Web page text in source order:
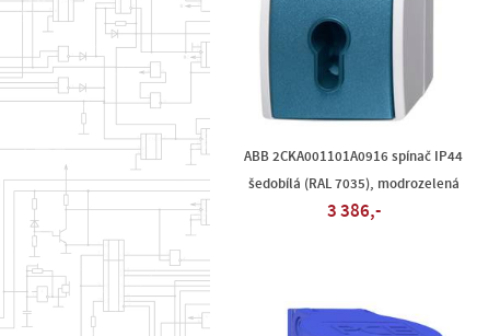
ABB 2CKA001101A0916 spínač IP44
šedobílá (RAL 7035), modrozelená
3 386,-